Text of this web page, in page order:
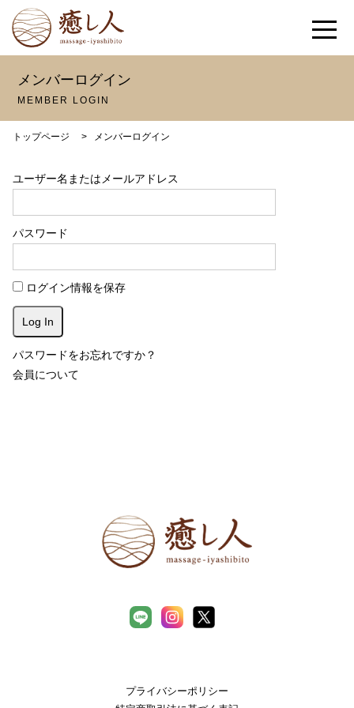
メンバーログイン
MEMBER LOGIN
トップページ > メンバーログイン
ユーザー名またはメールアドレス
パスワード
ログイン情報を保存
パスワードをお忘れですか？
会員について
プライバシーポリシー